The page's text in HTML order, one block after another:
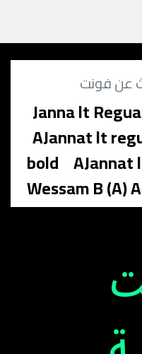
Janna lt
AJannat lt
bold AJannat
Wessam B (A)